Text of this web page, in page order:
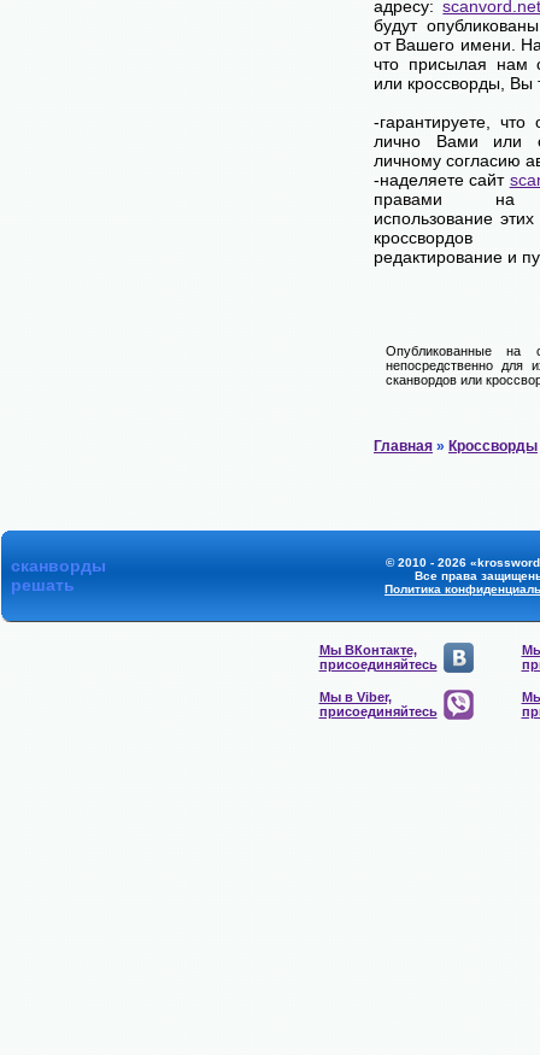
адресу:
будут
от Вашего имени.
что присылая нам
или кроссворды,
-гарантируете, что
лично Вами или
личному согласию
-наделяете сайт
правами на
использование
редактирование и
Опубликованные на
непосредственно для
сканвордов или
Главная » Кроссворды
сканворды
решать
© 2010 - 2026
Все права
Политика
Мы ВКонтакте,
присоединяйтесь
Мы в Viber,
присоединяйтесь